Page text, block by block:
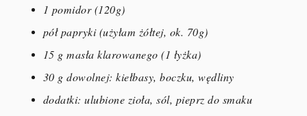
1 pomidor (120g)
pół papryki (użyłam żółtej, ok. 70g)
15 g masła klarowanego (1 łyżka)
30 g dowolnej: kiełbasy, boczku, wędliny
dodatki: ulubione zioła, sól, pieprz do smaku